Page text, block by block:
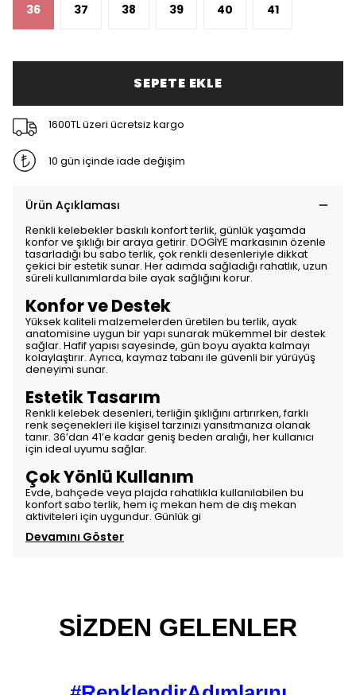
36 37 38 39 40 41
SEPETE EKLE
1600TL üzeri ücretsiz kargo
10 gün içinde iade değişim
Ürün Açıklaması
Renkli kelebekler baskılı konfort terlik, günlük yaşamda
konfor ve şıklığı bir araya getirir. DOGİYE markasının özenle
tasarladığı bu sabo terlik, çok renkli desenleriyle dikkat
çekici bir estetik sunar. Her adımda sağladığı rahatlık, uzun
süreli kullanımlarda bile ayak sağlığını korur.
Konfor ve Destek
Yüksek kaliteli malzemelerden üretilen bu terlik, ayak
anatomisine uygun bir yapı sunarak mükemmel bir destek
sağlar. Hafif yapısı sayesinde, gün boyu ayakta kalmayı
kolaylaştırır. Ayrıca, kaymaz tabanı ile güvenli bir yürüyüş
deneyimi sunar.
Estetik Tasarım
Renkli kelebek desenleri, terliğin şıklığını artırırken, farklı
renk seçenekleri ile kişisel tarzınızı yansıtmanıza olanak
tanır. 36’dan 41’e kadar geniş beden aralığı, her kullanıcı
için ideal uyumu sağlar.
Çok Yönlü Kullanım
Evde, bahçede veya plajda rahatlıkla kullanılabilen bu
konfort sabo terlik, hem iç mekan hem de dış mekan
aktiviteleri için uygundur. Günlük gi
Devamını Göster
SİZDEN GELENLER